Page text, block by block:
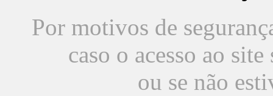
Por motivos de
caso o acesso ao
ou se não